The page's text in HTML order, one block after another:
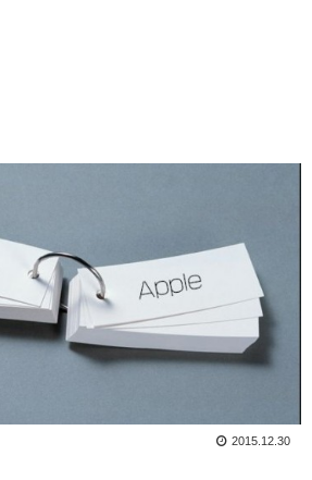
2015.12.30